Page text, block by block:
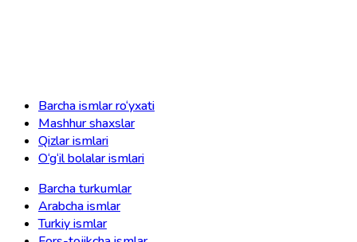
Barcha ismlar ro‘yxati
Mashhur shaxslar
Qizlar ismlari
O‘g‘il bolalar ismlari
Barcha turkumlar
Arabcha ismlar
Turkiy ismlar